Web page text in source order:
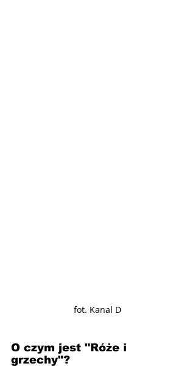
fot. Kanal D
O czym jest "Róże i
grzechy"?